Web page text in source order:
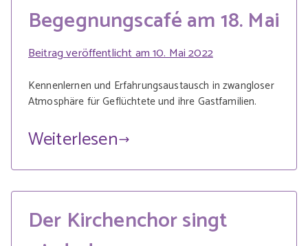
Begegnungscafé am 18. Mai
Beitrag veröffentlicht am10. Mai 2022
Kennenlernen und Erfahrungsaustausch in zwangloser
Atmosphäre für Geflüchtete und ihre Gastfamilien.
Weiterlesen
Der Kirchenchor singt